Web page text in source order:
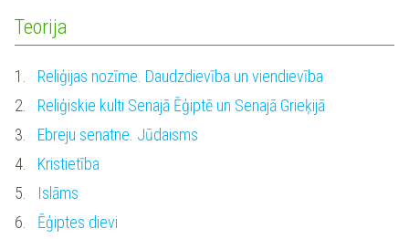
Teorija
1.
Reliģijas nozīme. Daudzdievība un viendievība
2.
Reliģiskie kulti Senajā Ēģiptē un Senajā Grieķijā
3.
Ebreju senatne. Jūdaisms
4.
Kristietība
5.
Islāms
6.
Ēģiptes dievi